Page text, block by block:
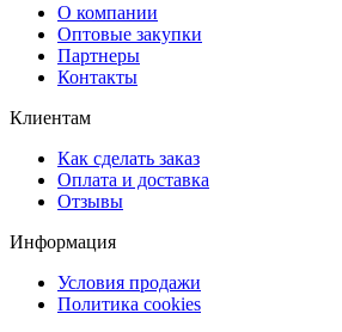
О компании
Оптовые закупки
Партнеры
Контакты
Клиентам
Как сделать заказ
Оплата и доставка
Отзывы
Информация
Условия продажи
Политика cookies